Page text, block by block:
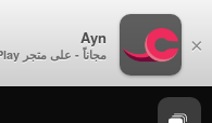
×
Ayn
مجاناً - على متجر Google Play
الصف الحادي عشر
الفيزياء